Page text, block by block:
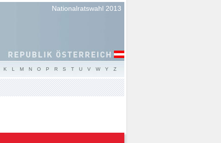
Nationalratswahl 2013
K L M N O P R S T U V W Y Z